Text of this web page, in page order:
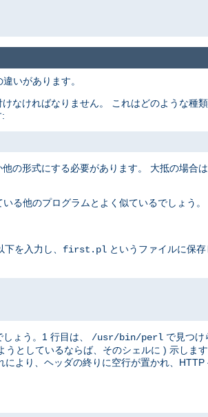
いがあります。
なければなりません。 これはどのような種
の形式にする必要があります。 大抵の場合
る他のプログラムとよく似ているでしょう。
を入力し、 first.pl というファイルに保
ょう。1 行目は、 /usr/bin/perl で見つけ
としているならば、そのシェルに ) 示しま
より、ヘッダの終りに空行が置かれ、